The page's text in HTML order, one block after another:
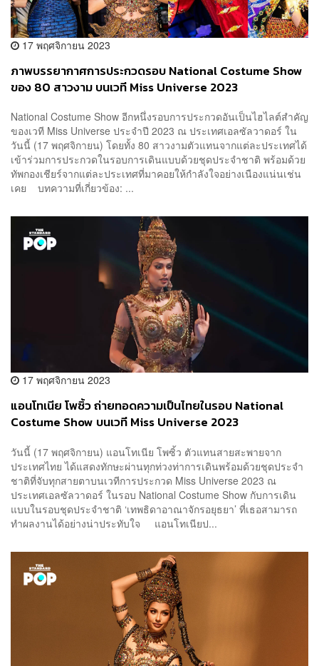
17 พฤศจิกายน 2023
ภาพบรรยากาศการประกวดรอบ National Costume Show
ของ 80 สาวงาม บนเวที Miss Universe 2023
National Costume Show อีกหนึ่งรอบการประกวดอันเป็นไฮไลต์สำคัญ
ของเวที Miss Universe ประจำปี 2023 ณ ประเทศเอลซัลวาดอร์ ใน
วันนี้ (17 พฤศจิกายน) โดยทั้ง 80 สาวงามตัวแทนจากแต่ละประเทศได้
เข้าร่วมการประกวดในรอบการเดินแบบด้วยชุดประจำชาติ พร้อมด้วย
ทัพกองเชียร์จากแต่ละประเทศที่มาคอยให้กำลังใจอย่างเนืองแน่นเช่น
เคย บทความที่เกี่ยวข้อง: ...
17 พฤศจิกายน 2023
แอนโทเนีย โพซิ้ว ถ่ายทอดความเป็นไทยในรอบ National
Costume Show บนเวที Miss Universe 2023
วันนี้ (17 พฤศจิกายน) แอนโทเนีย โพซิ้ว ตัวแทนสายสะพายจาก
ประเทศไทย ได้แสดงทักษะผ่านทุกท่วงท่าการเดินพร้อมด้วยชุดประจำ
ชาติที่จับทุกสายตาบนเวทีการประกวด Miss Universe 2023 ณ
ประเทศเอลซัลวาดอร์ ในรอบ National Costume Show กับการเดิน
แบบในรอบชุดประจำชาติ ‘เทพธิดาอาณาจักรอยุธยา’ ที่เธอสามารถ
ทำผลงานได้อย่างน่าประทับใจ แอนโทเนียป...